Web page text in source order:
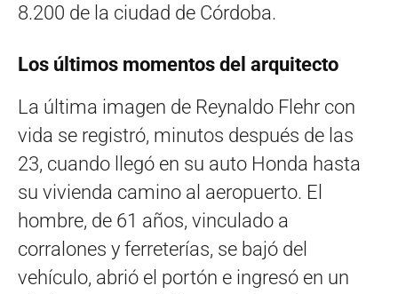
8.200 de la ciudad de Córdoba.
Los últimos momentos del arquitecto
La última imagen de Reynaldo Flehr con
vida se registró, minutos después de las
23, cuando llegó en su auto Honda hasta
su vivienda camino al aeropuerto. El
hombre, de 61 años, vinculado a
corralones y ferreterías, se bajó del
vehículo, abrió el portón e ingresó en un